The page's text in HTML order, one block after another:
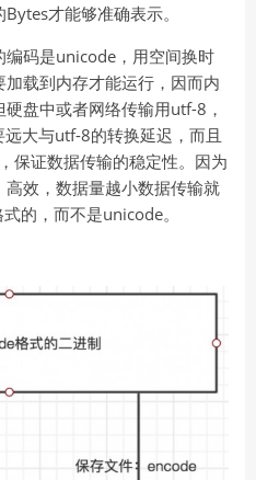
才能够准确表示。
编码是unicode，用空间换时
载到内存才能运行，因而内
盘中或者网络传输用utf-8，
大与utf-8的转换延迟，而且
保证数据传输的稳定性。因为
效，数据量越小数据传输就
的，而不是unicode。